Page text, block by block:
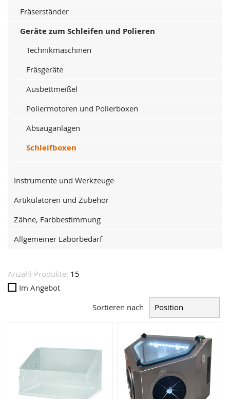
Anzahl Produkte: 15
Im Angebot
Sortieren nach
Fräserständer
Geräte zum Schleifen und Polieren
Technikmaschinen
Fräsgeräte
Ausbettmeißel
Poliermotoren und Polierboxen
Absauganlagen
Schleifboxen
Instrumente und Werkzeuge
Artikulatoren und Zubehör
Zähne, Farbbestimmung
Allgemeiner Laborbedarf